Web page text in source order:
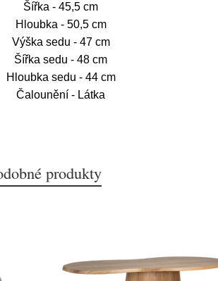
Šířka - 45,5 cm
Hloubka - 50,5 cm
Výška sedu - 47 cm
Šířka sedu - 48 cm
Hloubka sedu - 44 cm
Čalounění - Látka
produkty